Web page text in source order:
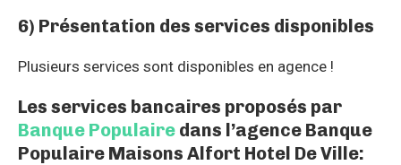
6) Présentation des services disponibles
Plusieurs services sont disponibles en agence !
Les services bancaires proposés par
Banque Populaire dans l’agence Banque
Populaire Maisons Alfort Hotel De Ville: